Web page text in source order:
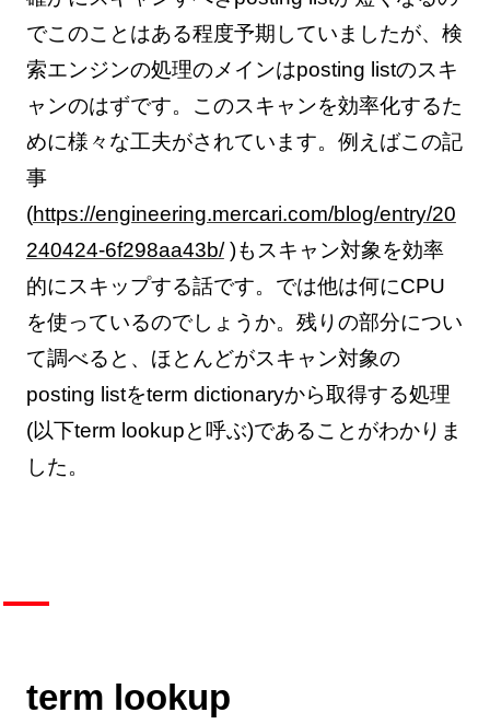
でこのことはある程度予期していましたが、検
索エンジンの処理のメインはposting listのスキ
ャンのはずです。このスキャンを効率化するた
めに様々な工夫がされています。例えばこの記
事
(https://engineering.mercari.com/blog/entry/20
240424-6f298aa43b/)もスキャン対象を効率
的にスキップする話です。では他は何にCPU
を使っているのでしょうか。残りの部分につい
て調べると、ほとんどがスキャン対象の
posting listをterm dictionaryから取得する処理
(以下term lookupと呼ぶ)であることがわかりま
した。
term lookup